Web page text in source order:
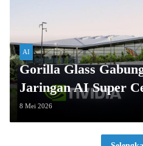
AI
Gorilla Glass
Jaringan AI Super
8 Mei 2026